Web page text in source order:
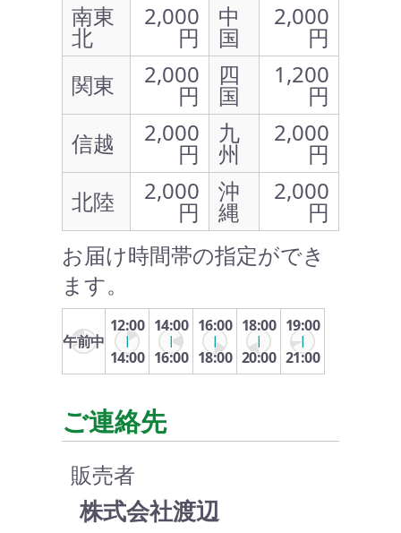
南東
北
2,000
円
中
国
2,000
円
関東
2,000
円
四
国
1,200
円
信越
2,000
円
九
州
2,000
円
北陸
2,000
円
沖
縄
2,000
円
お届け時間帯の指定ができ
ます。
午前中
12:00
14:00
14:00
16:00
16:00
18:00
18:00
20:00
19:00
21:00
ご連絡先
販売者
株式会社渡辺